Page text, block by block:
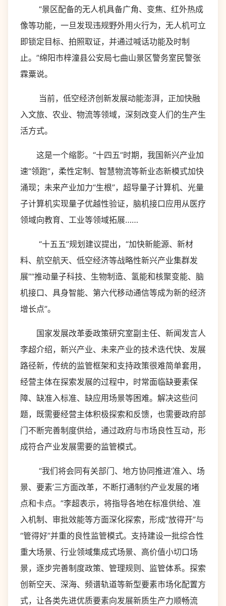
“景区配备的无人机具备广角、变焦、红外热成
像等功能，一旦发现违规野外用火行为，无人机可立
即锁定目标、拍照取证，并通过喊话功能及时制
止。”绵阳市梓潼县公安局七曲山景区警务室民警张
霖粟说。
当前，低空经济创新发展动能澎湃，正加快融
入文旅、农业、物流等领域，深刻改变人们的生产生
活方式。
这是一个缩影。“十四五”时期，我国新兴产业加
速“领跑”，柔性定制、智慧物流等新业态新模式加快
涌现；未来产业加力“生根”，超导量子计算机、光量
子计算机实现量子优越性验证，脑机接口应用从医疗
领域向教育、工业等领域拓展……
“十五五”规划建议提出，“加快新能源、新材
料、航空航天、低空经济等战略性新兴产业集群发
展”“推动量子科技、生物制造、氢能和核聚变能、脑
机接口、具身智能、第六代移动通信等成为新的经济
增长点”。
国家发展改革委政策研究室副主任、新闻发言人
李超介绍，新兴产业、未来产业的技术迭代快、发展
路径新，传统的监管框架和支持政策很难简单套用，
经营主体在探索发展的过程中，时常面临缺要素保
障、缺准入标准、缺应用场景等困难。解决这些问
题，既需要经营主体积极探索和反馈，也需要政府部
门不断完善制度供给，通过政府与市场良性互动，形
成符合产业发展需要的监管模式。
“我们将会同有关部门、地方协同推进‘准入、场
景、要素’三方面改革，不断打通制约产业发展的堵
点和卡点。”李超表示，将指导各地在标准供给、准
入机制、审批效能等方面深化探索，形成“放得开”与
“管得好”并重的良性监管模式。支持建设一批综合性
重大场景、行业领域集成式场景、高价值小切口场
景，逐步完善制度政策、管理规则、监管体系。探索
创新空天、深海、频谱轨道等新型要素市场化配置方
式，让各类先进优质要素向发展新质生产力顺畅流